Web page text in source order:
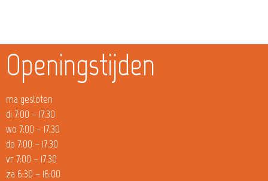
Openingstijden
ma gesloten
di 7:00 – 17.30
wo 7:00 – 17.30
do 7:00 – 17.30
vr 7:00 – 17.30
za 6:30 – 16:00